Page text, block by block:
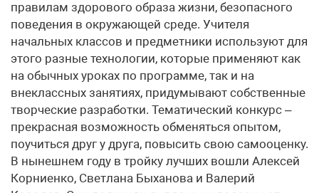
правилам здорового образа жизни, безопасного
поведения в окружающей среде. Учителя
начальных классов и предметники используют для
этого разные технологии, которые применяют как
на обычных уроках по программе, так и на
внеклассных занятиях, придумывают собственные
творческие разработки. Тематический конкурс –
прекрасная возможность обменяться опытом,
поучиться друг у друга, повысить свою самооценку.
В нынешнем году в тройку лучших вошли Алексей
Корниенко, Светлана Быханова и Валерий